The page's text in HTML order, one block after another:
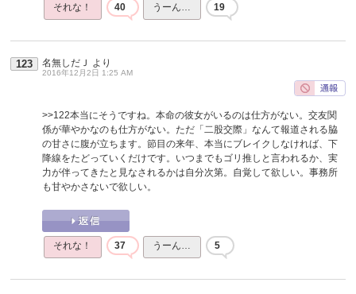
それな！ 40 うーん… 19
123 名無しだＪ より
2016年12月2日 1:25 AM
>>122本当にそうですね。本命の彼女がいるのは仕方がない。交友関
係が華やかなのも仕方がない。ただ「二股交際」なんて報道される脇
の甘さに腹が立ちます。節目の来年、本当にブレイクしなければ、下
降線をたどっていくだけです。いつまでもゴリ推しと言われるか、実
力が伴ってきたと見なされるかは自分次第。自覚して欲しい。事務所
も甘やかさないで欲しい。
それな！ 37 うーん… 5